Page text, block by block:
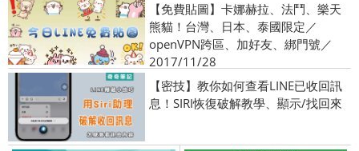
【免費貼圖】卡娜赫拉、法鬥、樂天
熊貓！台灣、日本、泰國限定／
openVPN跨區、加好友、綁門號／
2017/11/28
【密技】教你如何查看LINE已收回訊
息！SIRI恢復破解教學、顯示/找回來